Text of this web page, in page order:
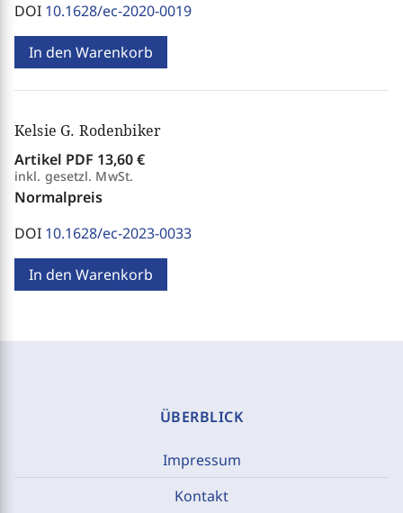
DOI 10.1628/ec-2020-0019
In den Warenkorb
Kelsie G. Rodenbiker
Artikel PDF 13,60 €
inkl. gesetzl. MwSt.
Normalpreis
DOI 10.1628/ec-2023-0033
In den Warenkorb
ÜBERBLICK
Impressum
Kontakt